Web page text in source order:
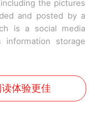
the pictures
and posted by a
is a social media
information storage
体验更佳